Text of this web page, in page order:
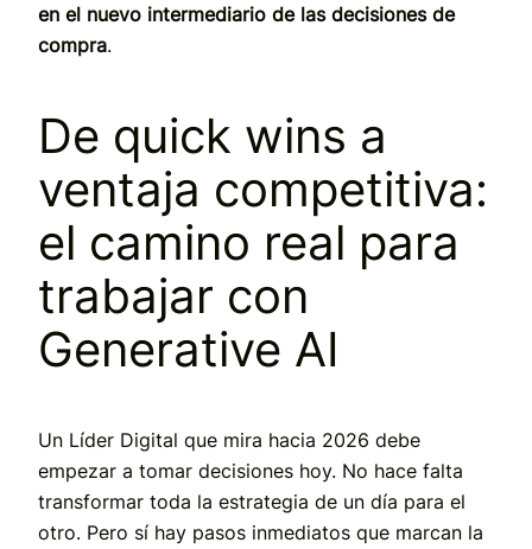
en el nuevo intermediario de las decisiones de
compra.
De quick wins a
ventaja competitiva:
el camino real para
trabajar con
Generative AI
Un Líder Digital que mira hacia 2026 debe
empezar a tomar decisiones hoy. No hace falta
transformar toda la estrategia de un día para el
otro. Pero sí hay pasos inmediatos que marcan la